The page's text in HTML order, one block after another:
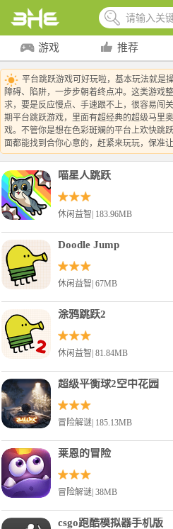
游戏 推荐
平台跳跃游戏可好玩啦，基本玩法就是
障碍、陷阱，一步步朝着终点冲。这类游戏
求，要是反应慢点、手速跟不上，很容易闯
期平台跳跃游戏，里面有超经典的超级马里
戏。不管你是想在色彩斑斓的平台上欢快跳
面都能找到合你心意的，赶紧来玩玩，保准
喵星人跳跃
休闲益智| 183.96MB
Doodle Jump
休闲益智| 67MB
涂鸦跳跃2
休闲益智| 81.84MB
超级平衡球2空中花园
冒险解谜| 185.13MB
莱恩的冒险
冒险解谜| 38MB
csgo跑酷模拟器手机版